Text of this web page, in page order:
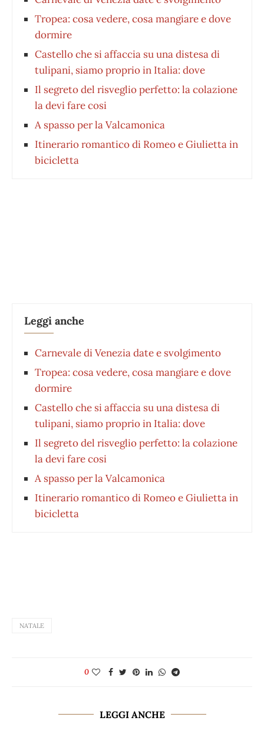
Tropea: cosa vedere, cosa mangiare e dove
dormire
Castello che si affaccia su una distesa di
tulipani, siamo proprio in Italia: dove
Il segreto del risveglio perfetto: la colazione
la devi fare cosi
A spasso per la Valcamonica
Itinerario romantico di Romeo e Giulietta in
bicicletta
Leggi anche
Carnevale di Venezia date e svolgimento
Tropea: cosa vedere, cosa mangiare e dove
dormire
Castello che si affaccia su una distesa di
tulipani, siamo proprio in Italia: dove
Il segreto del risveglio perfetto: la colazione
la devi fare cosi
A spasso per la Valcamonica
Itinerario romantico di Romeo e Giulietta in
bicicletta
NATALE
0
LEGGI ANCHE